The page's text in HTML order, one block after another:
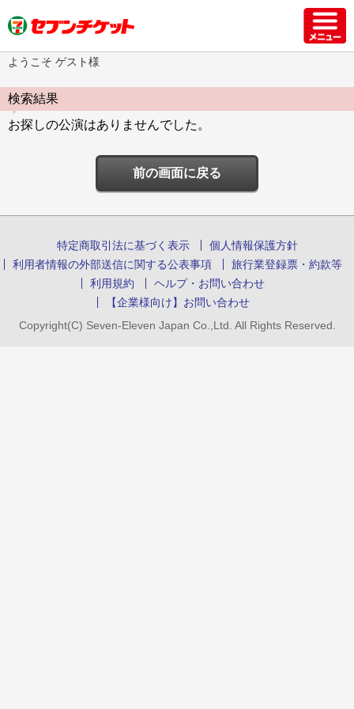
ようこそ ゲスト様
検索結果
お探しの公演はありませんでした。
前の画面に戻る
特定商取引法に基づく表示
個人情報保護方針
利用者情報の外部送信に関する公表事項
旅行業登録票・約款等
利用規約
ヘルプ・お問い合わせ
【企業様向け】お問い合わせ
Copyright(C) Seven-Eleven Japan Co.,Ltd. All Rights Reserved.